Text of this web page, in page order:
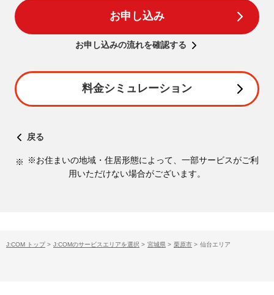
お申し込み
お申し込みの流れを確認する
料金シミュレーション
戻る
※お住まいの地域・住居形態によって、一部サービスがご利
用いただけない場合がございます。
J:COM トップ > J:COMのサービスエリアを選択 > 宮城県 > 栗原市 > 仙台エリア